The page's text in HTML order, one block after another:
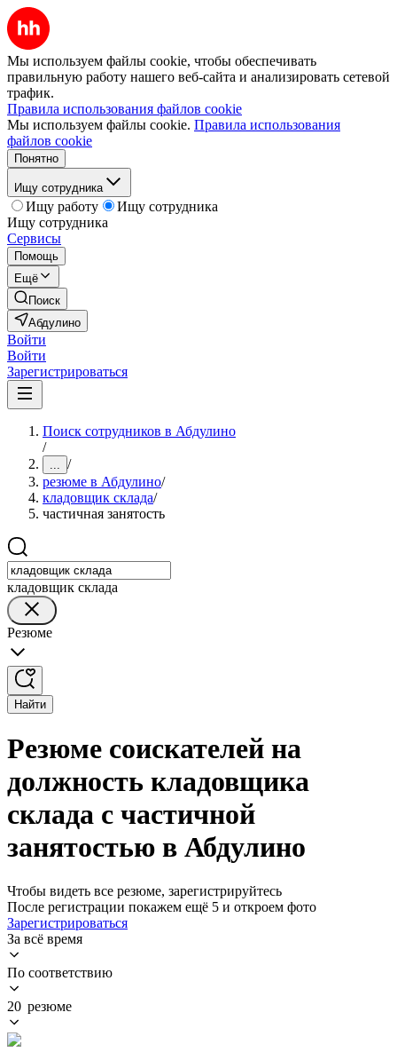
Мы используем файлы cookie, чтобы обеспечивать
правильную работу нашего веб-сайта и анализировать сетевой
трафик.
Правила использования файлов cookie
Мы используем файлы cookie. Правила использования
файлов cookie
Понятно
Ищу сотрудника
Ищу работу
Ищу сотрудника
Ищу сотрудника
Сервисы
Помощь
Ещё
Поиск
Абдулино
Войти
Войти
Зарегистрироваться
Поиск сотрудников в Абдулино
/
... /
резюме в Абдулино/
кладовщик склада/
частичная занятость
кладовщик склада
Резюме
Найти
Резюме соискателей на
должность кладовщика
склада с частичной
занятостью в Абдулино
Чтобы видеть все резюме, зарегистрируйтесь
После регистрации покажем ещё 5 и откроем фото
Зарегистрироваться
За всё время
По соответствию
20 резюме